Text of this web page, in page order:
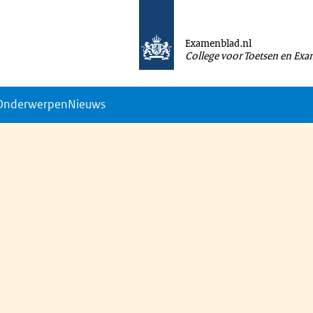
Examenblad.nl
College voor Toetsen en
Nieuws